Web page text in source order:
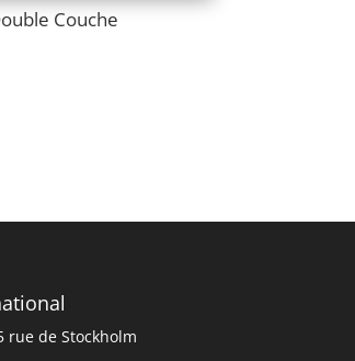
Couche
rue de Stockholm